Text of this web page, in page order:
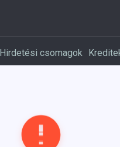
Hirdetési csomagok